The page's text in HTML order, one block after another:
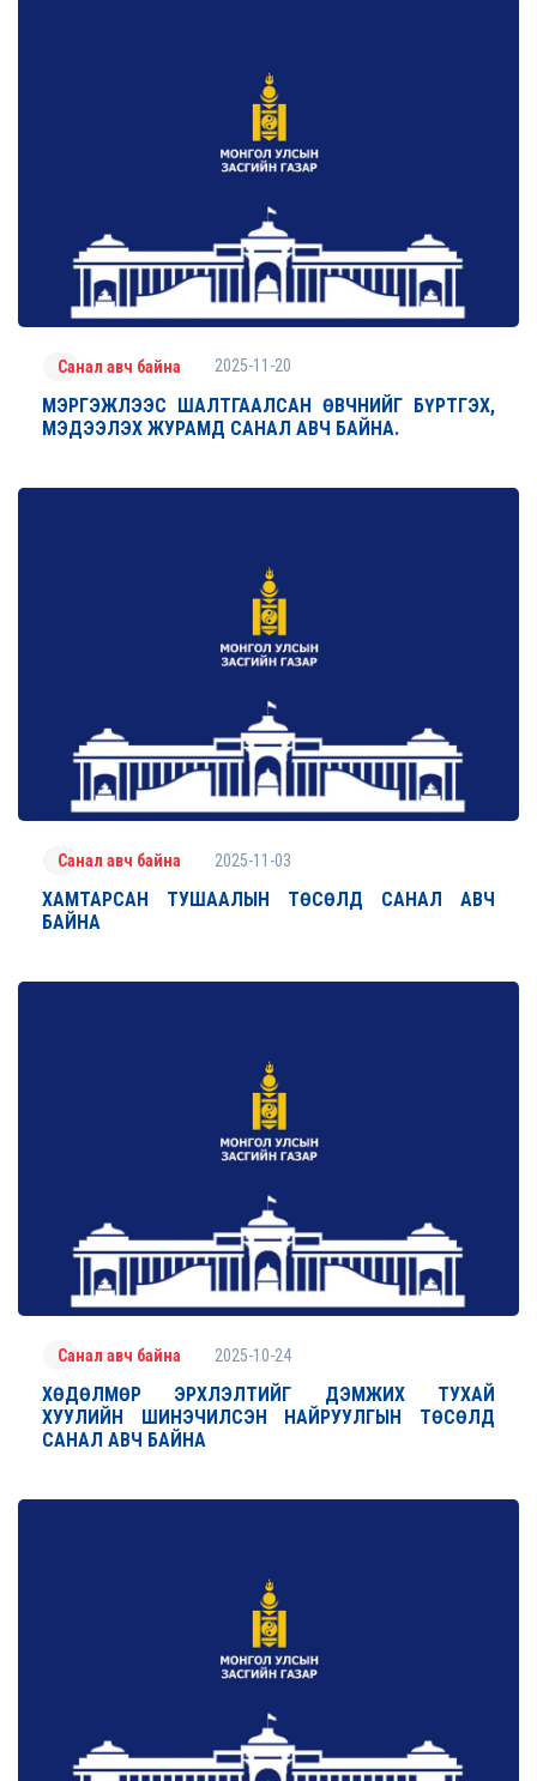
Санал авч байна 2025-11-20
МЭРГЭЖЛЭЭС ШАЛТГААЛСАН ӨВЧНИЙГ БҮРТГЭХ,
МЭДЭЭЛЭХ ЖУРАМД САНАЛ АВЧ БАЙНА.
Санал авч байна 2025-11-03
ХАМТАРСАН ТУШААЛЫН ТӨСӨЛД САНАЛ АВЧ
БАЙНА
Санал авч байна 2025-10-24
ХӨДӨЛМӨР ЭРХЛЭЛТИЙГ ДЭМЖИХ ТУХАЙ
ХУУЛИЙН ШИНЭЧИЛСЭН НАЙРУУЛГЫН ТӨСӨЛД
САНАЛ АВЧ БАЙНА